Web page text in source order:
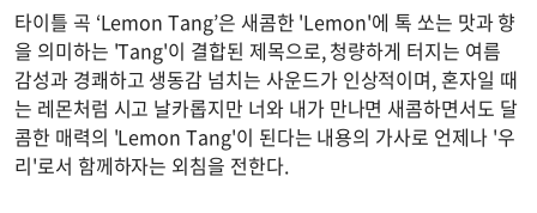
타이틀 곡 ‘Lemon Tang’은 새콤한 'Lemon'에 톡 쏘는 맛과 향
을 의미하는 'Tang'이 결합된 제목으로, 청량하게 터지는 여름
감성과 경쾌하고 생동감 넘치는 사운드가 인상적이며, 혼자일 때
는 레몬처럼 시고 날카롭지만 너와 내가 만나면 새콤하면서도 달
콤한 매력의 'Lemon Tang'이 된다는 내용의 가사로 언제나 '우
리'로서 함께하자는 외침을 전한다.